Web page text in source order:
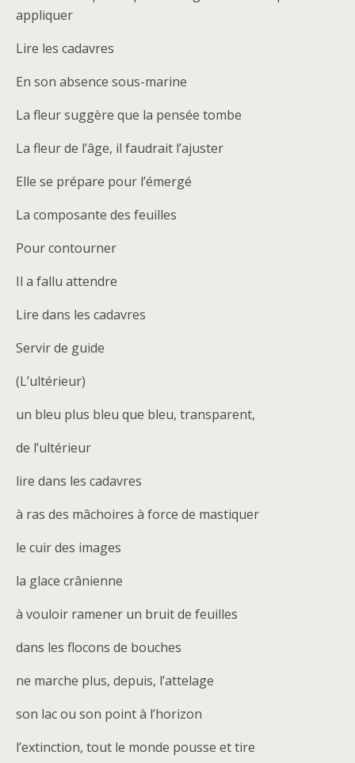
appliquer
Lire les cadavres
En son absence sous-marine
La fleur suggère que la pensée tombe
La fleur de l’âge, il faudrait l’ajuster
Elle se prépare pour l’émergé
La composante des feuilles
Pour contourner
Il a fallu attendre
Lire dans les cadavres
Servir de guide
(L’ultérieur)
un bleu plus bleu que bleu, transparent,
de l’ultérieur
lire dans les cadavres
à ras des mâchoires à force de mastiquer
le cuir des images
la glace crânienne
à vouloir ramener un bruit de feuilles
dans les flocons de bouches
ne marche plus, depuis, l’attelage
son lac ou son point à l’horizon
l’extinction, tout le monde pousse et tire